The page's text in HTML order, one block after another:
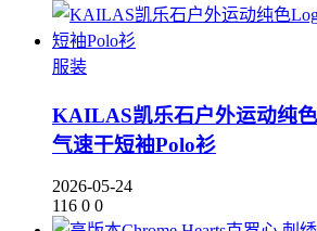
服装
KAILAS凯乐石户外运动纯
气速干短袖Polo衫
2026-05-24
116 0 0